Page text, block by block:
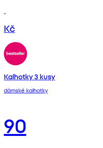
Kč
Kalhotky 3 kusy
dámské kalhotky
90